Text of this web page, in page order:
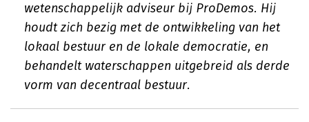
wetenschappelijk adviseur bij ProDemos. Hij
houdt zich bezig met de ontwikkeling van het
lokaal bestuur en de lokale democratie, en
behandelt waterschappen uitgebreid als derde
vorm van decentraal bestuur.